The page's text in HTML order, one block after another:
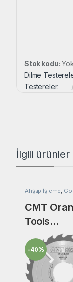
Stok kodu:Yok
Dilme
Testereler.
İlgili ürünler
Ahşap İşleme,
Dilme Testereler
CMT
Tools
0 Z:20+4
Çapraz
Diş Çoklu
-40%